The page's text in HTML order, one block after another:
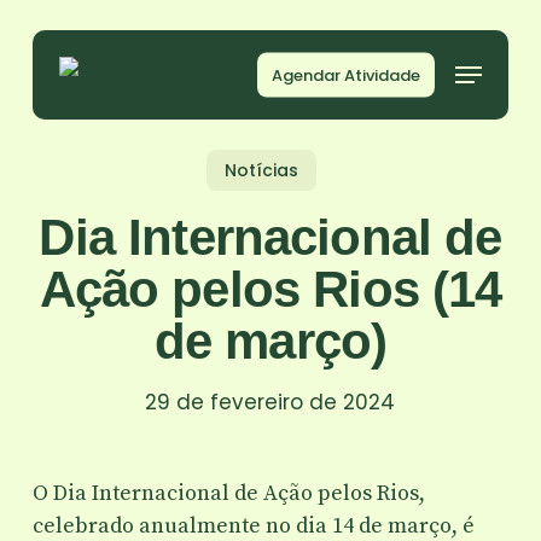
content
Agendar Atividade
Notícias
Dia Internacional de
Ação pelos Rios (14
de março)
29 de fevereiro de 2024
O Dia Internacional de Ação pelos Rios,
celebrado anualmente no dia 14 de março, é